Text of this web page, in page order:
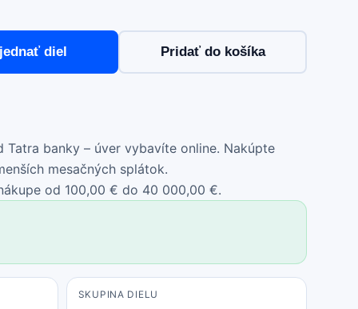
diel Pridať do košíka
Tatra banky – úver vybavíte online. Nakúpte
mesačných splátok.
od 100,00 € do 40 000,00 €.
SKUPINA DIELU